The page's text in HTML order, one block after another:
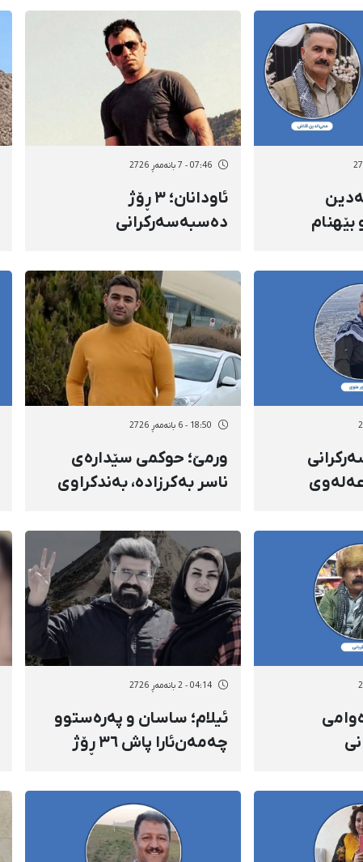
ڕەسووڵ‌نژاد و ڕاگواستنی بۆ
شوێنێکی نادیار
٤ میلیارد تمەنی
07:46 - 7 بانەمەڕ 2726
ئاودانان؛ ٣ ڕۆژ
دەسبەسەرکرانی
بێهروز هیمەتی، کارمەندی
نەخۆشخانه بۆ بەندیخانەی
ماپارە
و
18:50 - 6 بانەمەڕ 2726
ورمێ؛ حوکمی سێدارەی
ناسر بەکرزادە، بەندکراوی
پشتڕاست کرایەوە
قوربانی
04:14 - 2 بانەمەڕ 2726
ئیلام؛ ساسان و پەرەستوو
چەمەن‌ئارا پاش ٣٦ ڕۆژ
بارمتە ئازاد کران